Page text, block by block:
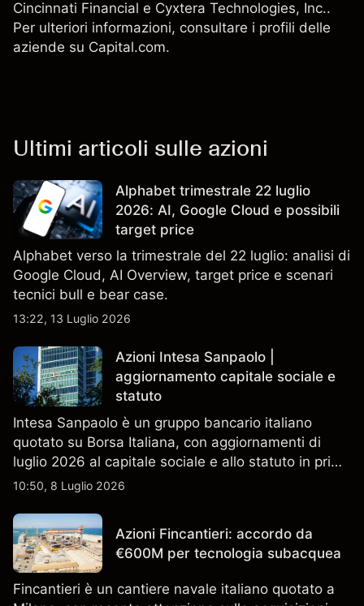
Cincinnati Financial e Cyxtera Technologies, Inc..
Per ulteriori informazioni, consultare i profili delle
aziende su Capital.com.
Ultimi articoli sulle azioni
Alphabet trimestrale 22 luglio
2026: AI, Google Cloud e possibili
target price
Alphabet verso la trimestrale del 22 luglio: analisi di
Google Cloud, AI Overview, target price e scenari
tecnici bull e bear case.
13:22, 13 Luglio 2026
Azioni Intesa Sanpaolo |
aggiornamento capitale sociale e
statuto
Intesa Sanpaolo è un gruppo bancario italiano
quotato su Borsa Italiana, con aggiornamenti di
luglio 2026 al capitale sociale e allo statuto in primo
piano. Esplora i target price ISP di terze parti e
un indicatore affidabile dei risultati futuri.
10:50, 8 Luglio 2026
Azioni Fincantieri: accordo da
€600M per tecnologia subacquea
Fincantieri è un cantiere navale italiano quotato a